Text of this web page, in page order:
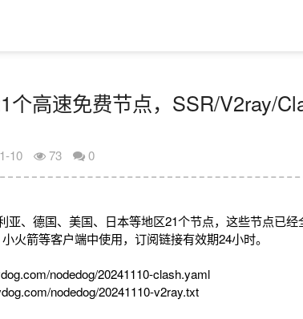
个高速免费节点，SSR/V2ray/
10 73 0
亚、德国、美国、日本等地区21个节点，这些节点已
火箭等客户端中使用，订阅链接有效期24小时。
nodedog/20241110-clash.yaml
nodedog/20241110-v2ray.txt